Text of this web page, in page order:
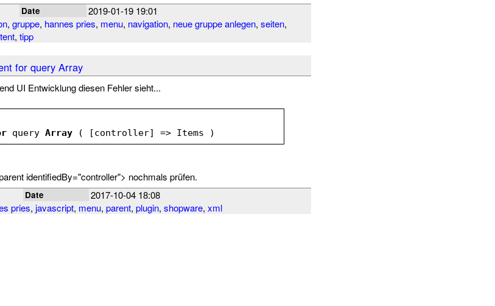
Date 2019-01-19 19:01
, gruppe, hannes pries, menu, navigation, neue gruppe anlegen, seiten,
, tipp
for query Array
UI Entwicklung diesen Fehler sieht...
query Array ( [controller] => Items )
identifiedBy="controller"> nochmals prüfen.
Date 2017-10-04 18:08
pries, javascript, menu, parent, plugin, shopware, xml